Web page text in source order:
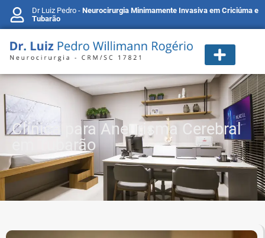
Dr Luiz Pedro - Neurocirurgia Minimamente Invasiva em Criciúma e
Tubarão
Clínica para Aneurisma Cerebral
em Tubarão